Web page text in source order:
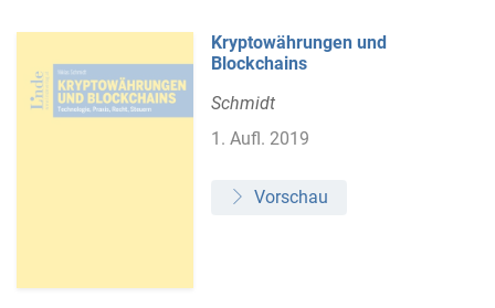
Kryptowährungen und
Blockchains
Schmidt
1. Aufl. 2019
Vorschau